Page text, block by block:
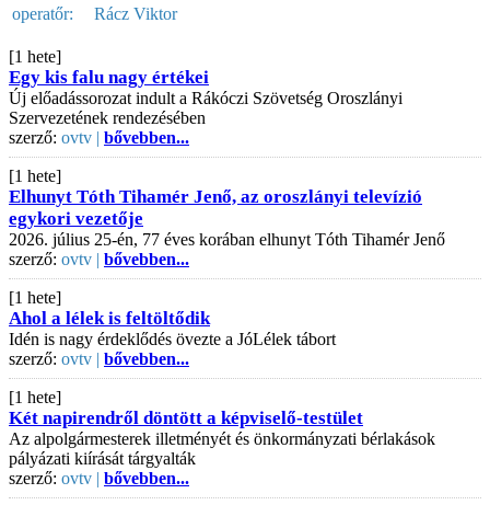
operatőr:
Rácz Viktor
[1 hete]
Egy kis falu nagy értékei
Új előadássorozat indult a Rákóczi Szövetség Oroszlányi
Szervezetének rendezésében
szerző: ovtv | bővebben...
[1 hete]
Elhunyt Tóth Tihamér Jenő, az oroszlányi televízió
egykori vezetője
2026. július 25-én, 77 éves korában elhunyt Tóth Tihamér Jenő
szerző: ovtv | bővebben...
[1 hete]
Ahol a lélek is feltöltődik
Idén is nagy érdeklődés övezte a JóLélek tábort
szerző: ovtv | bővebben...
[1 hete]
Két napirendről döntött a képviselő-testület
Az alpolgármesterek illetményét és önkormányzati bérlakások
pályázati kiírását tárgyalták
szerző: ovtv | bővebben...